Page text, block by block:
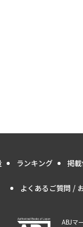
ランキング 掲
よくあるご質問 /
ABJマ